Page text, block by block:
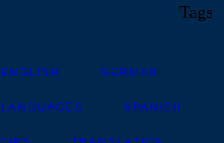
Tags
ENGLISH GERMAN
LANGUAGES SPANISH